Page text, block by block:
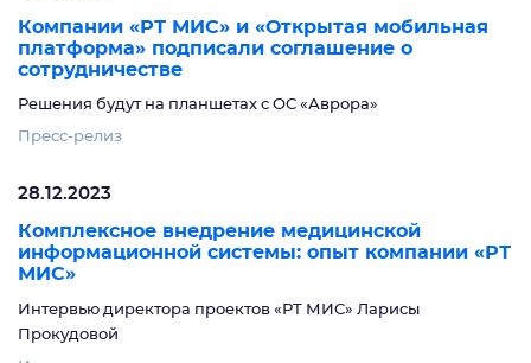
Компании «РТ МИС» и «Открытая мобильная
платформа» подписали соглашение о
сотрудничестве
Решения будут на планшетах с ОС «Аврора»
Пресс-релиз
28.12.2023
Комплексное внедрение медицинской
информационной системы: опыт компании «РТ
МИС»
Интервью директора проектов «РТ МИС» Ларисы
Прокудовой